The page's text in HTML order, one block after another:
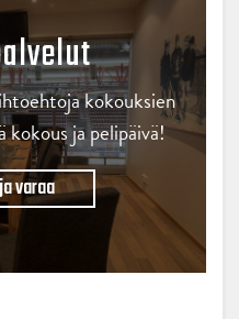
kokouksien
kokous ja pelipäivä!
varaa